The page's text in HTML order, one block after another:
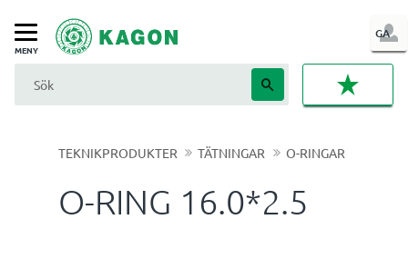
Meny
GA
IN
TEKNIKPRODUKTER TÄTNINGAR O-RINGAR
O-RING 16.0*2.5